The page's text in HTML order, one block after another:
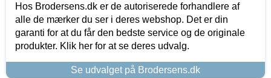
Hos Brodersens.dk er de autoriserede forhandlere af
alle de mærker du ser i deres webshop. Det er din
garanti for at du får den bedste service og de originale
produkter. Klik her for at se deres udvalg.
Se udvalget på Brodersens.dk